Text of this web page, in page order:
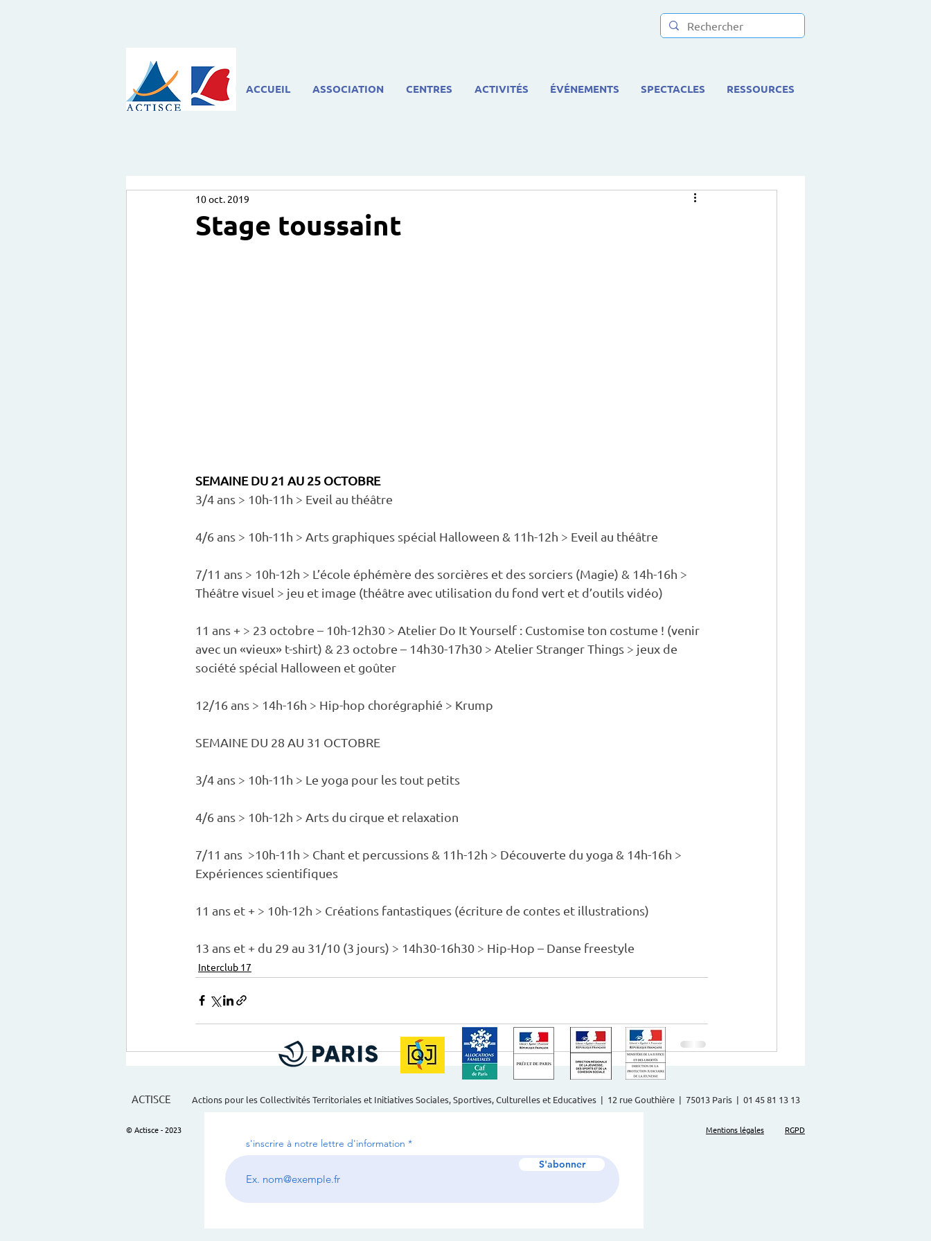
ACCUEIL ASSOCIATION CENTRES ACTIVITÉS ÉVÉNEMENTS SPECTACLES RESSOURCES
Stage toussaint
10 oct. 2019
SEMAINE DU 21 AU 25 OCTOBRE
3/4 ans > 10h-11h > Eveil au théâtre
4/6 ans > 10h-11h > Arts graphiques spécial Halloween & 11h-12h > Eveil au théâtre
7/11 ans > 10h-12h > L’école éphémère des sorcières et des sorciers (Magie) & 14h-16h >
Théâtre visuel > jeu et image (théâtre avec utilisation du fond vert et d’outils vidéo)
11 ans + > 23 octobre – 10h-12h30 > Atelier Do It Yourself : Customise ton costume ! (venir
avec un «vieux» t-shirt) & 23 octobre – 14h30-17h30 > Atelier Stranger Things > jeux de
société spécial Halloween et goûter
12/16 ans > 14h-16h > Hip-hop chorégraphié > Krump
SEMAINE DU 28 AU 31 OCTOBRE
3/4 ans > 10h-11h > Le yoga pour les tout petits
4/6 ans > 10h-12h > Arts du cirque et relaxation
7/11 ans  >10h-11h > Chant et percussions & 11h-12h > Découverte du yoga & 14h-16h >
Expériences scientifiques
11 ans et + > 10h-12h > Créations fantastiques (écriture de contes et illustrations)
13 ans et + du 29 au 31/10 (3 jours) > 14h30-16h30 > Hip-Hop – Danse freestyle
Interclub 17
ACTISCE Actions pour les Collectivités Territoriales et Initiatives Sociales, Sportives, Culturelles et Educatives | 12 rue Gouthière | 75013 Paris | 01 45 81 13 13
© Actisce - 2023 Mentions légales RGPD
s'inscrire à notre lettre d'information
S'abonner